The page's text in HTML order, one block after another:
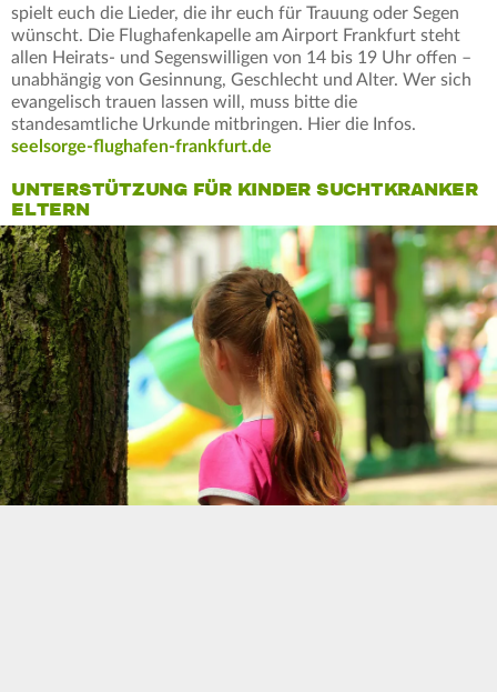
spielt euch die Lieder, die ihr euch für Trauung oder Segen
wünscht. Die Flughafenkapelle am Airport Frankfurt steht
allen Heirats- und Segenswilligen von 14 bis 19 Uhr offen –
unabhängig von Gesinnung, Geschlecht und Alter. Wer sich
evangelisch trauen lassen will, muss bitte die
standesamtliche Urkunde mitbringen. Hier die Infos.
seelsorge-flughafen-frankfurt.de
UNTERSTÜTZUNG FÜR KINDER SUCHTKRANKER
ELTERN